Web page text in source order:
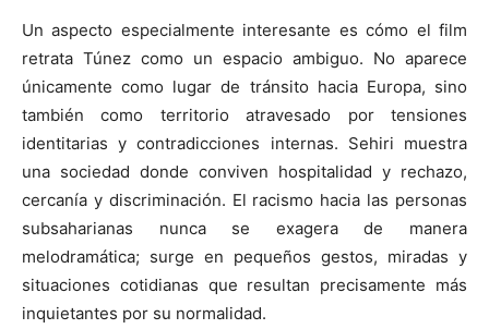
Un aspecto especialmente interesante es cómo el film
retrata Túnez como un espacio ambiguo. No aparece
únicamente como lugar de tránsito hacia Europa, sino
también como territorio atravesado por tensiones
identitarias y contradicciones internas. Sehiri muestra
una sociedad donde conviven hospitalidad y rechazo,
cercanía y discriminación. El racismo hacia las personas
subsaharianas nunca se exagera de manera
melodramática; surge en pequeños gestos, miradas y
situaciones cotidianas que resultan precisamente más
inquietantes por su normalidad.